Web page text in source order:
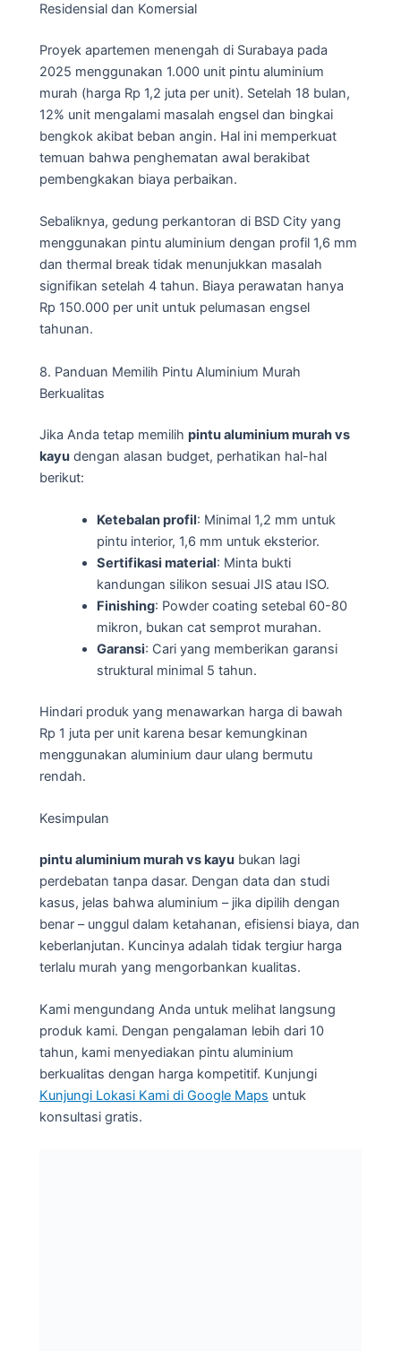
Residensial dan Komersial
Proyek apartemen menengah di Surabaya pada
2025 menggunakan 1.000 unit pintu aluminium
murah (harga Rp 1,2 juta per unit). Setelah 18 bulan,
12% unit mengalami masalah engsel dan bingkai
bengkok akibat beban angin. Hal ini memperkuat
temuan bahwa penghematan awal berakibat
pembengkakan biaya perbaikan.
Sebaliknya, gedung perkantoran di BSD City yang
menggunakan pintu aluminium dengan profil 1,6 mm
dan thermal break tidak menunjukkan masalah
signifikan setelah 4 tahun. Biaya perawatan hanya
Rp 150.000 per unit untuk pelumasan engsel
tahunan.
8. Panduan Memilih Pintu Aluminium Murah
Berkualitas
Jika Anda tetap memilih pintu aluminium murah vs
kayu dengan alasan budget, perhatikan hal-hal
berikut:
Ketebalan profil: Minimal 1,2 mm untuk
pintu interior, 1,6 mm untuk eksterior.
Sertifikasi material: Minta bukti
kandungan silikon sesuai JIS atau ISO.
Finishing: Powder coating setebal 60-80
mikron, bukan cat semprot murahan.
Garansi: Cari yang memberikan garansi
struktural minimal 5 tahun.
Hindari produk yang menawarkan harga di bawah
Rp 1 juta per unit karena besar kemungkinan
menggunakan aluminium daur ulang bermutu
rendah.
Kesimpulan
pintu aluminium murah vs kayu bukan lagi
perdebatan tanpa dasar. Dengan data dan studi
kasus, jelas bahwa aluminium – jika dipilih dengan
benar – unggul dalam ketahanan, efisiensi biaya, dan
keberlanjutan. Kuncinya adalah tidak tergiur harga
terlalu murah yang mengorbankan kualitas.
Kami mengundang Anda untuk melihat langsung
produk kami. Dengan pengalaman lebih dari 10
tahun, kami menyediakan pintu aluminium
berkualitas dengan harga kompetitif. Kunjungi
Kunjungi Lokasi Kami di Google Maps untuk
konsultasi gratis.